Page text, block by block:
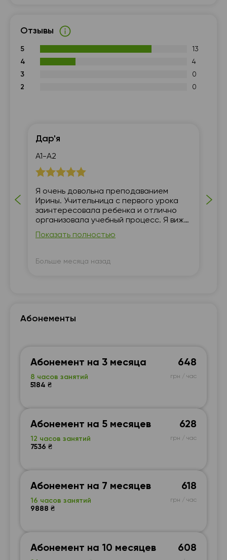
Отзывы
5
13
4
4
3
0
2
0
Дар'я
А1-А2
Я очень довольна преподаванием
Ирины. Учительница с первого урока
заинтересовала ребенка и отлично
организовала учебный процесс. Я вижу
постоянный прогресс в знаниях
дочери.
Показать полностью
Больше месяца назад
Абонементы
Абонемент на 3 месяца
8 часов занятий
5184 ₴
648
грн / час
Абонемент на 5 месяцев
12 часов занятий
7536 ₴
628
грн / час
Абонемент на 7 месяцев
16 часов занятий
9888 ₴
618
грн / час
Абонемент на 10 месяцев 608